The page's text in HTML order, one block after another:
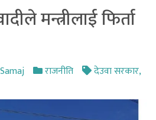
मन्त्रीलाई फिर्ता
राजनीति देउवा सरकार,